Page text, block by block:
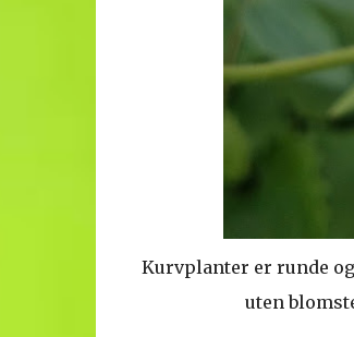
Kurvplanter er runde
uten